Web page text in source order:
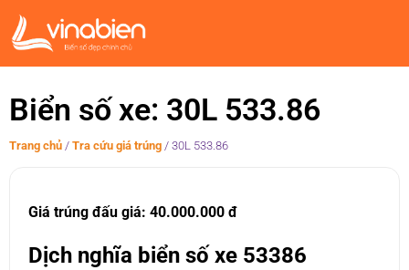
Biển số xe: 30L 533.86
Trang chủ / Tra cứu giá trúng / 30L 533.86
Giá trúng đấu giá: 40.000.000 đ
Dịch nghĩa biển số xe 53386